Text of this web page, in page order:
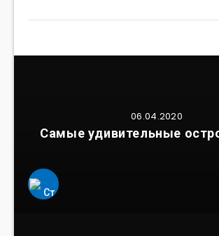
06.04.2020
Самые удивительные